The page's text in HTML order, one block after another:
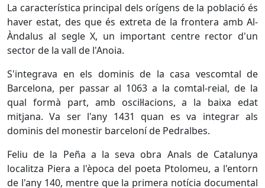
La característica principal dels orígens de la població és
haver estat, des que és extreta de la frontera amb Al-
Àndalus al segle X, un important centre rector d'un
sector de la vall de l'Anoia.
S'integrava en els dominis de la casa vescomtal de
Barcelona, per passar al 1063 a la comtal-reial, de la
qual formà part, amb oscil·lacions, a la baixa edat
mitjana. Va ser l'any 1431 quan es va integrar als
dominis del monestir barceloní de Pedralbes.
Feliu de la Peña a la seva obra Anals de Catalunya
localitza Piera a l'època del poeta Ptolomeu, a l'entorn
de l'any 140, mentre que la primera notícia documental